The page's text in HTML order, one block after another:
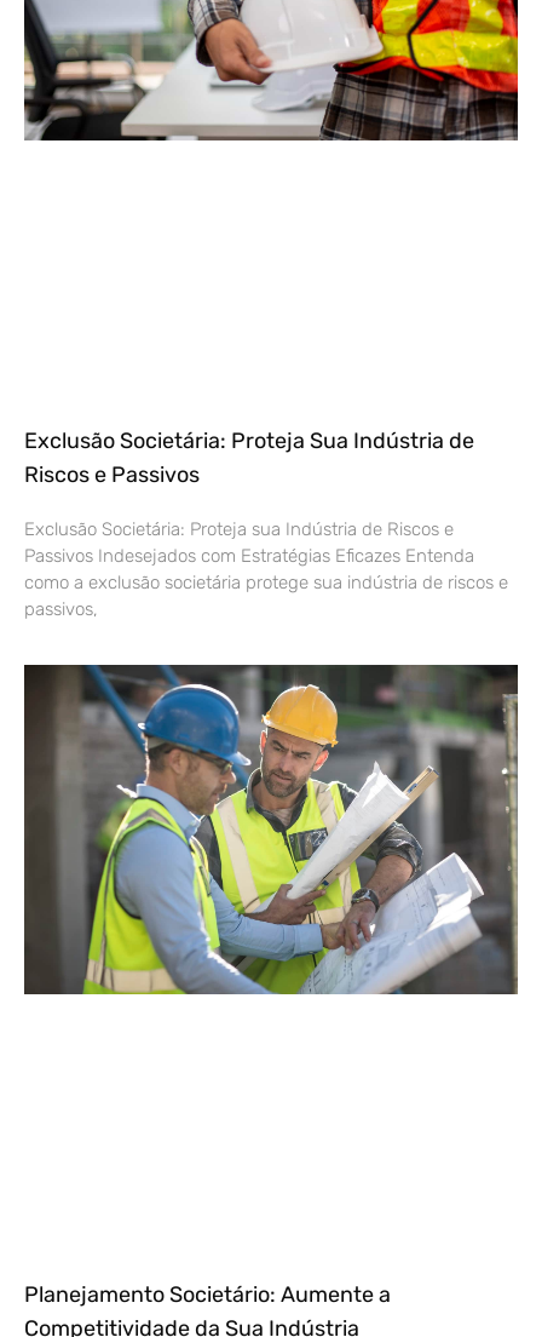
Exclusão Societária: Proteja Sua Indústria de
Riscos e Passivos
Exclusão Societária: Proteja sua Indústria de Riscos e
Passivos Indesejados com Estratégias Eficazes Entenda
como a exclusão societária protege sua indústria de riscos e
passivos,
Planejamento Societário: Aumente a
Competitividade da Sua Indústria